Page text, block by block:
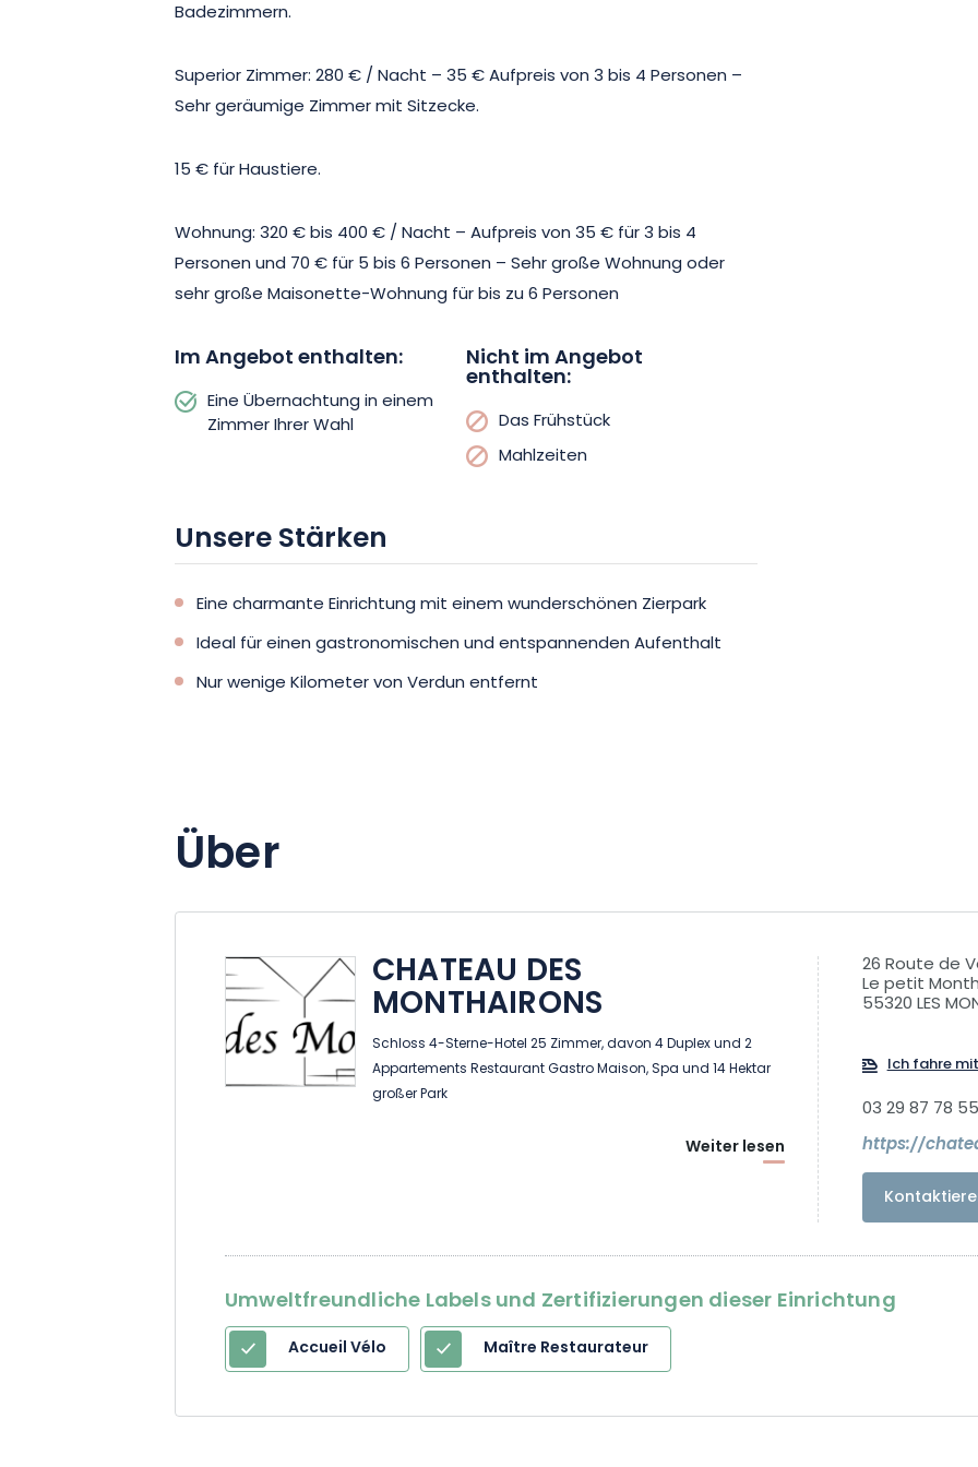
Badezimmern.
Superior Zimmer: 280 € / Nacht – 35 € Aufpreis von 3 bis 4 Personen –
Sehr geräumige Zimmer mit Sitzecke.
15 € für Haustiere.
Wohnung: 320 € bis 400 € / Nacht – Aufpreis von 35 € für 3 bis 4
Personen und 70 € für 5 bis 6 Personen – Sehr große Wohnung oder
sehr große Maisonette-Wohnung für bis zu 6 Personen
Im Angebot enthalten:
Eine Übernachtung in einem
Zimmer Ihrer Wahl
Nicht im Angebot
enthalten:
Das Frühstück
Mahlzeiten
Unsere Stärken
Eine charmante Einrichtung mit einem wunderschönen Zierpark
Ideal für einen gastronomischen und entspannenden Aufenthalt
Nur wenige Kilometer von Verdun entfernt
Über
CHATEAU DES
MONTHAIRONS
Schloss 4-Sterne-Hotel 25 Zimmer, davon 4 Duplex und 2
Appartements Restaurant Gastro Maison, Spa und 14 Hektar
großer Park
Weiter lesen
26 Route de
Le petit
55320 LES
Ich fahre
03 29 87 78 55
https://
Umweltfreundliche Labels und Zertifizierungen dieser Einrichtung
Accueil Vélo Maître Restaurateur